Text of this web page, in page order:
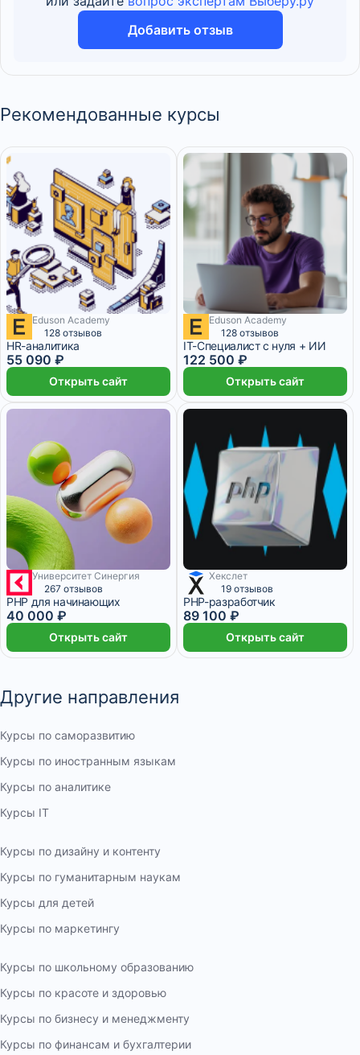
Добавить отзыв
Рекомендованные курсы
4 590 ₽/мес 2 месяца
Eduson Academy
128 отзывов
HR-аналитика
55 090 ₽
Открыть сайт
5 104 ₽/мес 8 месяцев
Eduson Academy
128 отзывов
IT-Специалист с нуля + ИИ
122 500 ₽
Открыть сайт
1 111 ₽/мес 2 месяца
Университет Синергия
267 отзывов
PHP для начинающих
40 000 ₽
Открыть сайт
12 месяцев
Хекслет
19 отзывов
PHP-разработчик
89 100 ₽
Открыть сайт
Другие направления
Курсы по саморазвитию
Курсы по иностранным языкам
Курсы по аналитике
Курсы IT
Курсы по дизайну и контенту
Курсы по гуманитарным наукам
Курсы для детей
Курсы по маркетингу
Курсы по школьному образованию
Курсы по красоте и здоровью
Курсы по бизнесу и менеджменту
Курсы по финансам и бухгалтерии